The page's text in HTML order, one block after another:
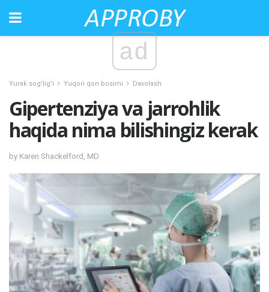
ad
Yurak sog'lig'i Yuqori qon bosimi Davolash
Gipertenziya va jarrohlik
haqida nima bilishingiz kerak
by Karen Shackelford, MD